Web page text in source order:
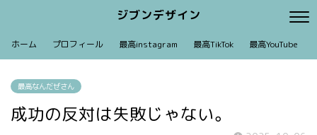
ジブンデザイン
ホーム プロフィール 最高instagram 最高TikTok 最高YouTube
最高なんだぜさん
成功の反対は失敗じゃない。